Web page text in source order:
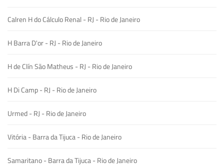
Calren H do Cálculo Renal - RJ - Rio de Janeiro
H Barra D'or - RJ - Rio de Janeiro
H de Clín São Matheus - RJ - Rio de Janeiro
H Di Camp - RJ - Rio de Janeiro
Urmed - RJ - Rio de Janeiro
Vitória - Barra da Tijuca - Rio de Janeiro
Samaritano - Barra da Tijuca - Rio de Janeiro